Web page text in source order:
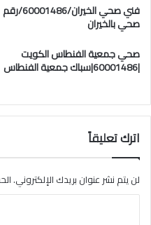
فني صحي الخيران/60001486/رقم
صحي بالخيران
صحي جمعية الفنطاس الكويت
|60001486|سباك جمعية الفنطاس
اترك تعليقاً
لن يتم نشر عنوان بريدك الإلكتروني.